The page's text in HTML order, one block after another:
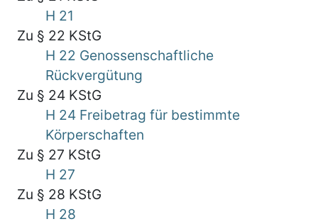
H 21
Zu § 22 KStG
H 22 Genossenschaftliche
Rückvergütung
Zu § 24 KStG
H 24 Freibetrag für bestimmte
Körperschaften
Zu § 27 KStG
H 27
Zu § 28 KStG
H 28